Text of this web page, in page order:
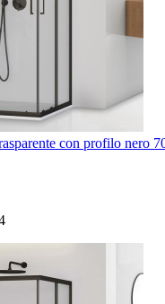
con profilo nero